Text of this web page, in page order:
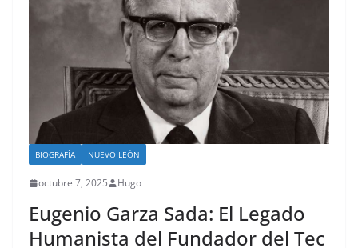
BIOGRAFÍA NUEVO LEÓN
octubre 7, 2025 Hugo
Eugenio Garza Sada: El Legado
Humanista del Fundador del Tec